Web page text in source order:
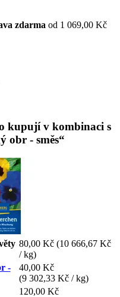
zdarma od 1 069,00 Kč
kupují v kombinaci s
obr - směs“
80,00 Kč (10 666,67 Kč
/ kg)
-
40,00 Kč
(9 302,33 Kč / kg)
120,00 Kč